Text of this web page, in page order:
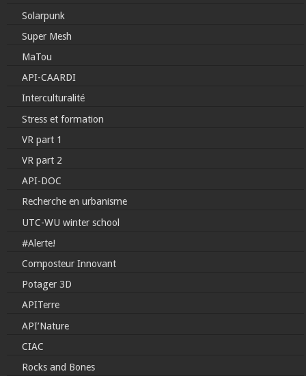
Solarpunk
Super Mesh
MaTou
API-CAARDI
Interculturalité
Stress et formation
VR part 1
VR part 2
API-DOC
Recherche en urbanisme
UTC-WU winter school
#Alerte!
Composteur Innovant
Potager 3D
APITerre
API’Nature
CIAC
Rocks and Bones